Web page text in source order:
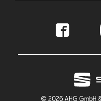
© 2026 AHG GmbH